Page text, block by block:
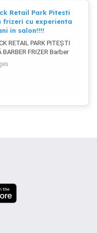
Retail Park Pitesti
frizeri cu experienta
in salon!!!!
RETAIL PARK PITEȘTI
BARBER FRIZER Barber
echipa și caută un
cu experiență și pasiune
Cerințe: *
și atenție la detalii *
Duck Retail Park Pitești